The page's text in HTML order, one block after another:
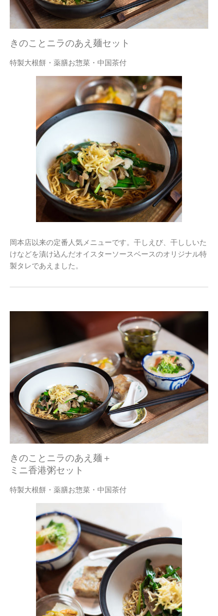
きのことニラのあえ麺セット
特製大根餅・薬膳お惣菜・中国茶付
岡本店以来の定番人気メニューです。干しえび、干ししいた
けなどを漬け込んだオイスターソースベースのオリジナル特
製タレであえました。
きのことニラのあえ麺＋
ミニ香港粥セット
特製大根餅・薬膳お惣菜・中国茶付